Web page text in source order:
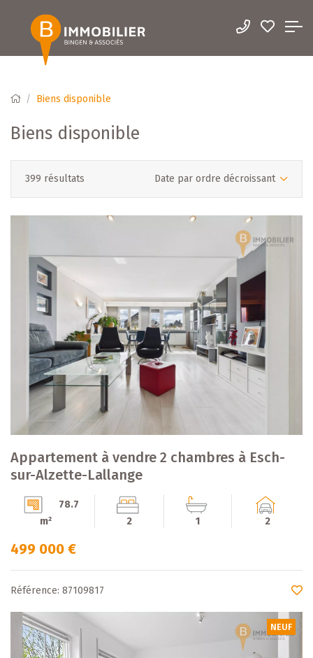
Biens disponible
Biens disponible
399 résultats Date par ordre décroissant
Appartement à vendre 2 chambres à Esch-
sur-Alzette-Lallange
78.7
m²
2 1 2
499 000 €
Référence: 87109817
NEUF